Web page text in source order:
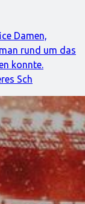
Damen,
rund um das
konnte.
Sch